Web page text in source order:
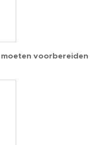
voorbereiden